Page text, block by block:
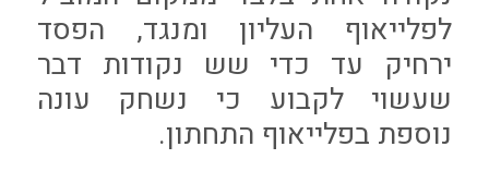
לפלייאוף העליון ומנגד, הפסד
ירחיק עד כדי שש נקודות דבר
שעשוי לקבוע כי נשחק עונה
נוספת בפלייאוף התחתון.